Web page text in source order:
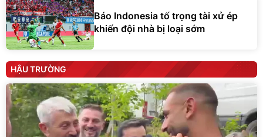
Báo Indonesia tố trọng tài xử ép
khiến đội nhà bị loại sớm
HẬU TRƯỜNG